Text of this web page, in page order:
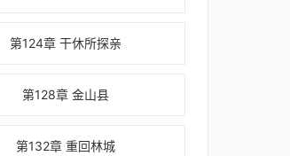
第124章 干休所探亲
第128章 金山县
第132章 重回林城